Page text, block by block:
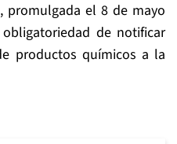
promulgada el 8 de mayo
de notificar
productos químicos a la